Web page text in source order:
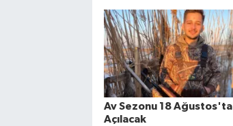
Av Sezonu 18 Ağustos'ta
Açılacak